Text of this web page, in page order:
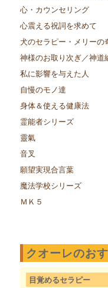
心・カウンセリング
心震える祝詞を求めて
犬のセラピー・メリーの
神様のお取り次ぎ／神道
私に影響を与えた人
自慢のモノ達
身体＆使える健康法
霊能者シリーズ
靈氣
音叉
願望実現合言葉
魔法学校シリーズ
ＭＫ５
クオーレのお
目覚めるセラピー